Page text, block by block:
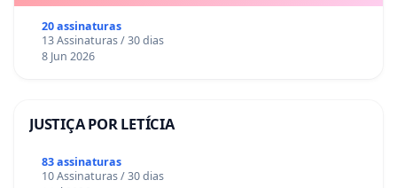
20 assinaturas
13 Assinaturas / 30 dias
8 Jun 2026
JUSTIÇA POR LETÍCIA
83 assinaturas
10 Assinaturas / 30 dias